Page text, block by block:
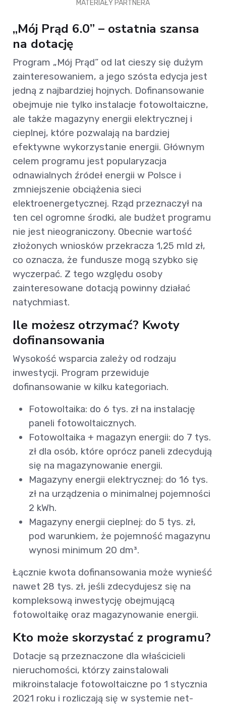
MATERIAŁY PARTNERA
„Mój Prąd 6.0” – ostatnia szansa
na dotację
Program „Mój Prąd” od lat cieszy się dużym
zainteresowaniem, a jego szósta edycja jest
jedną z najbardziej hojnych. Dofinansowanie
obejmuje nie tylko instalacje fotowoltaiczne,
ale także magazyny energii elektrycznej i
cieplnej, które pozwalają na bardziej
efektywne wykorzystanie energii. Głównym
celem programu jest popularyzacja
odnawialnych źródeł energii w Polsce i
zmniejszenie obciążenia sieci
elektroenergetycznej. Rząd przeznaczył na
ten cel ogromne środki, ale budżet programu
nie jest nieograniczony. Obecnie wartość
złożonych wniosków przekracza 1,25 mld zł,
co oznacza, że fundusze mogą szybko się
wyczerpać. Z tego względu osoby
zainteresowane dotacją powinny działać
natychmiast.
Ile możesz otrzymać? Kwoty
dofinansowania
Wysokość wsparcia zależy od rodzaju
inwestycji. Program przewiduje
dofinansowanie w kilku kategoriach.
Fotowoltaika: do 6 tys. zł na instalację
paneli fotowoltaicznych.
Fotowoltaika + magazyn energii: do 7 tys.
zł dla osób, które oprócz paneli zdecydują
się na magazynowanie energii.
Magazyny energii elektrycznej: do 16 tys.
zł na urządzenia o minimalnej pojemności
2 kWh.
Magazyny energii cieplnej: do 5 tys. zł,
pod warunkiem, że pojemność magazynu
wynosi minimum 20 dm³.
Łącznie kwota dofinansowania może wynieść
nawet 28 tys. zł, jeśli zdecydujesz się na
kompleksową inwestycję obejmującą
fotowoltaikę oraz magazynowanie energii.
Kto może skorzystać z programu?
Dotacje są przeznaczone dla właścicieli
nieruchomości, którzy zainstalowali
mikroinstalacje fotowoltaiczne po 1 stycznia
2021 roku i rozliczają się w systemie net-